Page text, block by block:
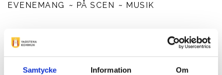
Samtycke Information Om
EVENEMANG PÅ SCEN MUSIK
Michaela Hoppe, & Fredrik Persson. Entré: 200 kr, under
25 år: fri entré. Info: www.musikdagar.com. Biljetter:
www.biljettkiosken.se